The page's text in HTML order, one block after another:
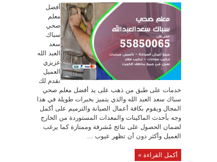
أفضل
معلم
صحي
سباك
سعد
العبد الله
عزيزي
العميل
نقدم لك
خدمات على طبق من ذهب على يد أفضل معلم صحي
سباك سعد العبد الله والذي يتميز بخبرات طويلة في هذا
المجال ويقوم بكافة أعمال الصيانة والترميم على أكمل
وجه بأحدث الماكينات والمعدات المستوردة من الخارج
لضمان الحصول على نتائج مُشرفة وممتازة كما يرغب
العميل وأكثر دون أن تظهر عيوب ...
أكمل القراءة »